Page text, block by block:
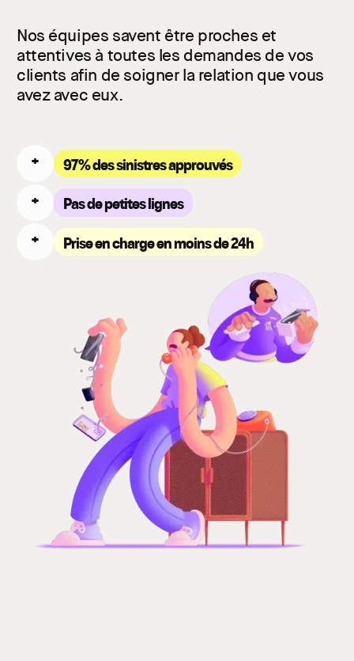
Nos équipes savent être proches et
attentives à toutes les demandes de vos
clients afin de soigner la relation que vous
avez avec eux.
+ 97% des sinistres approuvés
+ Pas de petites lignes
+ Prise en charge en moins de 24h